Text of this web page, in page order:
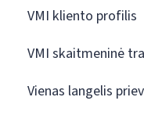
VMI kliento profilis
VMI skaitmeninė
Vienas langelis